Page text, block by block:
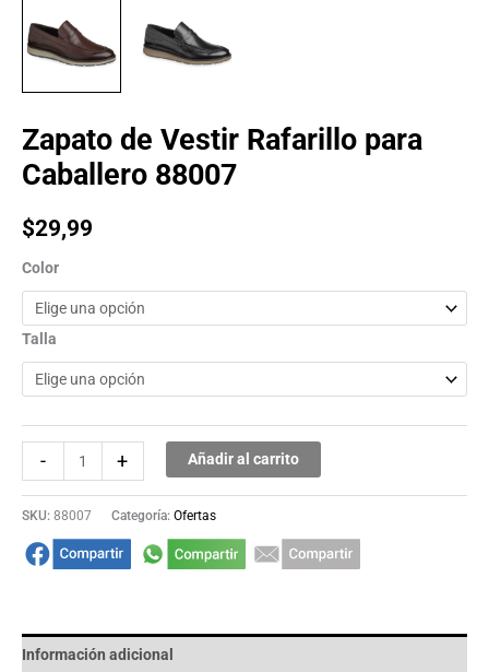
Zapato de Vestir Rafarillo para
Caballero 88007
$29,99
Color
Talla
- + Añadir al carrito
SKU: 88007 Categoría: Ofertas
Información adicional